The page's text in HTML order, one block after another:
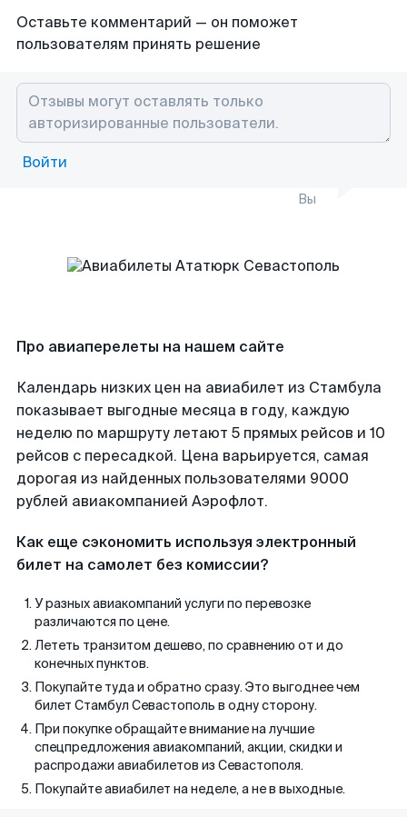
Оставьте комментарий — он поможет
пользователям принять решение
Войти
Вы
Про авиаперелеты на нашем сайте
Календарь низких цен на авиабилет из Стамбула
показывает выгодные месяца в году, каждую
неделю по маршруту летают 5 прямых рейсов и 10
рейсов с пересадкой. Цена варьируется, самая
дорогая из найденных пользователями 9000
рублей авиакомпанией Аэрофлот.
Как еще сэкономить используя электронный
билет на самолет без комиссии?
У разных авиакомпаний услуги по перевозке
различаются по цене.
Лететь транзитом дешево, по сравнению от и до
конечных пунктов.
Покупайте туда и обратно сразу. Это выгоднее чем
билет Стамбул Севастополь в одну сторону.
При покупке обращайте внимание на лучшие
спецпредложения авиакомпаний, акции, скидки и
распродажи авиабилетов из Севастополя.
Покупайте авиабилет на неделе, а не в выходные.